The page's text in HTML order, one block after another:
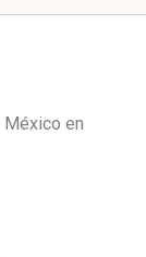
México en